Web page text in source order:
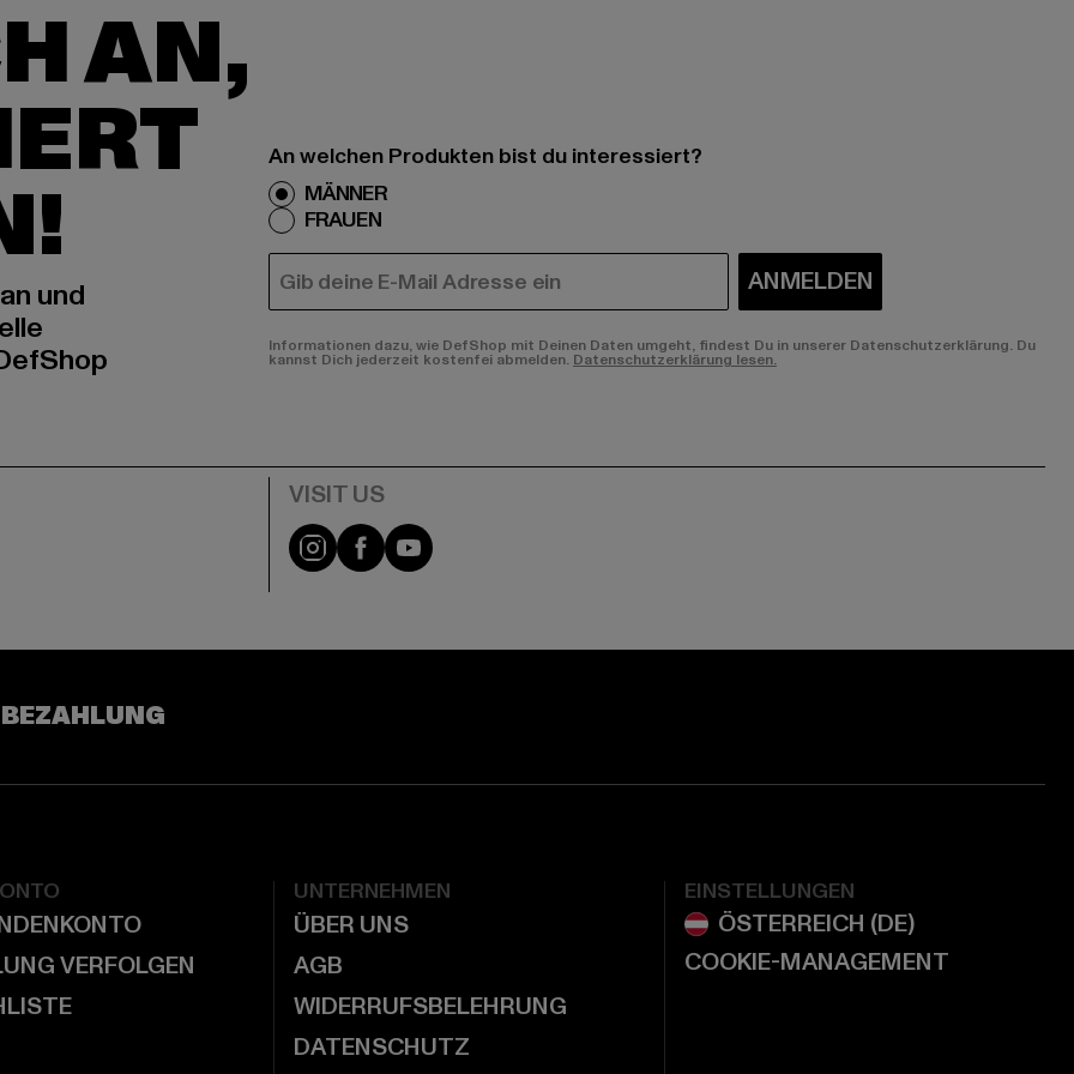
AN,
und
An welchen Produkten bist du interessiert?
MÄNNER
FRAUEN
E-MAIL ANMELDEN
Informationen dazu, wie DefShop mit Deinen Daten umgeht, findest Du in unserer Datenschutzerklärung. Du
kannst Dich jederzeit kostenfei abmelden. Datenschutzerklärung lesen.
Visit our Instagram page:
Visit our Facebook page:
Visit our YouTube channel:
VERFOLGEN
UNTERNEHMEN
ÜBER UNS
AGB
WIDERRUFSBELEHRUNG
DATENSCHUTZ
EINSTELLUNGEN
COOKIE-MANAGEMENT